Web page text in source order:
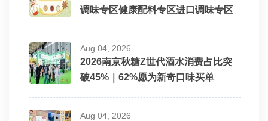
赛品咖啡（天津）有限公司
调味专区健康配料专区进口调味专区
Aug 04, 2026
2026南京秋糖Z世代酒水消费占比突
破45%｜62%愿为新奇口味买单
Aug 04, 2026